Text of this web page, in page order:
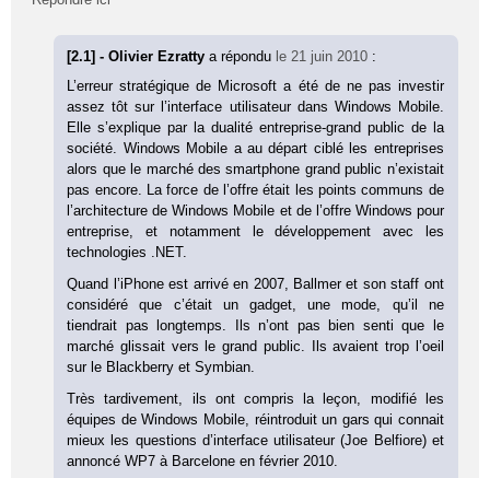
[2.1] - Olivier Ezrattya répondu le 21 juin 2010 :
L’erreur stratégique de Microsoft a été de ne pas investir
assez tôt sur l’interface utilisateur dans Windows Mobile.
Elle s’explique par la dualité entreprise-grand public de la
société. Windows Mobile a au départ ciblé les entreprises
alors que le marché des smartphone grand public n’existait
pas encore. La force de l’offre était les points communs de
l’architecture de Windows Mobile et de l’offre Windows pour
entreprise, et notamment le développement avec les
technologies .NET.
Quand l’iPhone est arrivé en 2007, Ballmer et son staff ont
considéré que c’était un gadget, une mode, qu’il ne
tiendrait pas longtemps. Ils n’ont pas bien senti que le
marché glissait vers le grand public. Ils avaient trop l’oeil
sur le Blackberry et Symbian.
Très tardivement, ils ont compris la leçon, modifié les
équipes de Windows Mobile, réintroduit un gars qui connait
mieux les questions d’interface utilisateur (Joe Belfiore) et
annoncé WP7 à Barcelone en février 2010.